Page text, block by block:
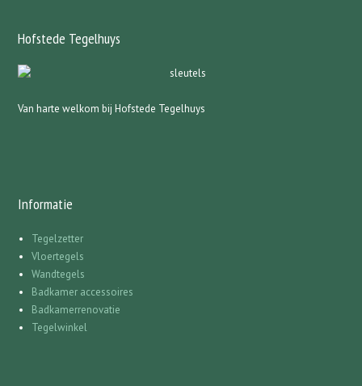
Hofstede Tegelhuys
Van harte welkom bij Hofstede Tegelhuys
Informatie
Tegelzetter
Vloertegels
Wandtegels
Badkamer accessoires
Badkamerrenovatie
Tegelwinkel